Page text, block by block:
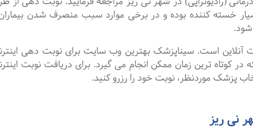
خسته کننده بوده و در برخی موارد سبب منصرف شدن
آنلاین است. سیناپزشک بهترین وب سایت برای نوبت دهی
ترین زمان ممکن انجام می گیرد. برای دریافت نوبت
پزشک موردنظر، نوبت خود را رزرو کنید.
نی ریز